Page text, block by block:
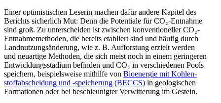
Einer optimis­ti­schen Leserin machen dafür andere Kapitel des
Berichts sicherlich Mut: Denn die Poten­tiale für CO₂-Entnahme
sind groß. Zu unter­scheiden ist zwischen konven­tio­neller CO₂-
Entnah­me­me­thoden, die bereits etabliert sind und häufig durch
Landnut­zungs­än­derung, wie z. B. Aufforstung erzielt werden
und neuartige Methoden, die sich meist noch in einem gerin­geren
Entwick­lungs­stadium befinden und CO₂ in verschie­denen Pools
speichern, beispiels­weise mithilfe von Bioen­ergie mit Kohlen­
stoff­ab­scheidung und ‑speicherung (BECCS) in geolo­gi­schen
Forma­tionen oder bei beschleu­nigter Verwit­terung im Gestein.